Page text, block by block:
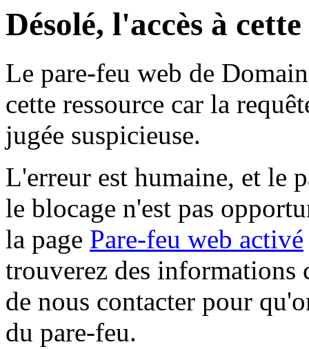
Désolé, l'accès à
Le pare-feu web de
cette ressource car la
jugée suspicieuse.
L'erreur est humaine, et le
le blocage n'est pas
la page Pare-feu web activé
trouverez des informations
de nous contacter pour
du pare-feu.